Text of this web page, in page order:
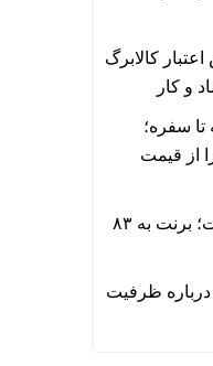
کالابرگ
و کار
سفره؛
از قیمت
جهش دوباره قیمت نفت؛ برنت به ۸۳
ظرفیت